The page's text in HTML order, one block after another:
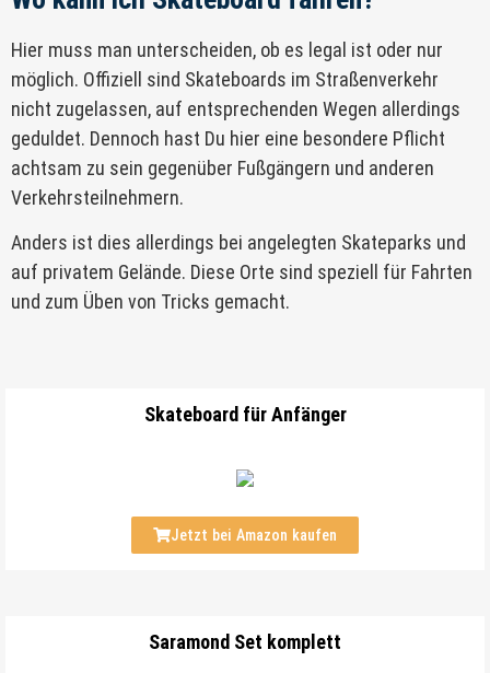
Hier muss man unterscheiden, ob es legal ist oder nur
möglich. Offiziell sind Skateboards im Straßenverkehr
nicht zugelassen, auf entsprechenden Wegen allerdings
geduldet. Dennoch hast Du hier eine besondere Pflicht
achtsam zu sein gegenüber Fußgängern und anderen
Verkehrsteilnehmern.
Anders ist dies allerdings bei angelegten Skateparks und
auf privatem Gelände. Diese Orte sind speziell für Fahrten
und zum Üben von Tricks gemacht.
Skateboard für Anfänger
Jetzt bei Amazon kaufen
Saramond Set komplett